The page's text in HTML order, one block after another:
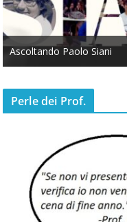
Ascoltando Paolo Siani
Perle dei Prof.